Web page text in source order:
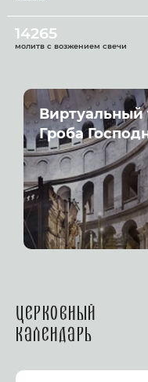
14265
молитв с возжением свечи
Виртуальный
Гроба
Церковный
календарь